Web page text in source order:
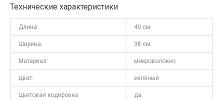
Технические характеристики
Длина: 40 см
Ширина: 38 см
Материал: микроволокно
Цвет: зелёный
Цветовая кодировка: да